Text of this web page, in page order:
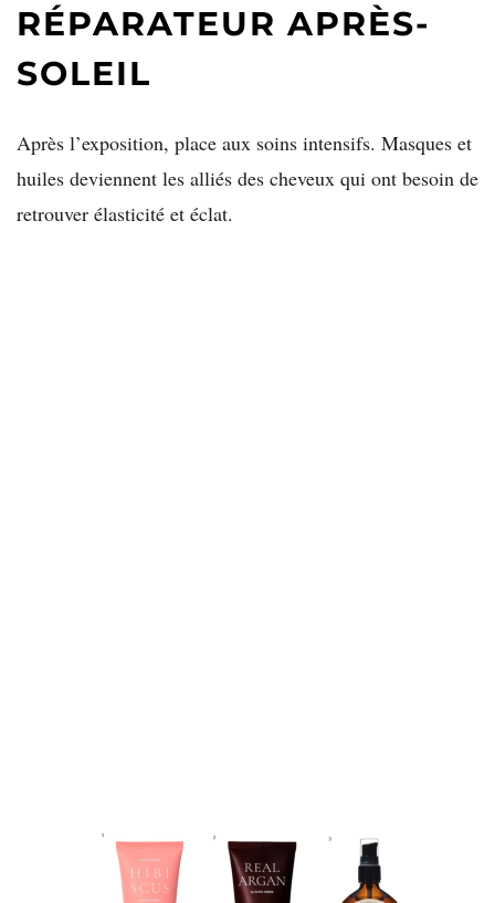
RÉPARATEUR APRÈS-
SOLEIL
Après l’exposition, place aux soins intensifs. Masques et
huiles deviennent les alliés des cheveux qui ont besoin de
retrouver élasticité et éclat.